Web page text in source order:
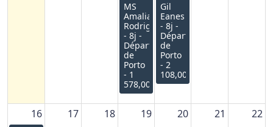
MS
Amalia
Rodrigues
- 8j -
Départ
de
Porto
- 1
578,00€
Gil
Eanes
- 8j -
Départ
de
Porto
- 2
108,00€
16 17 18 19 20 21 22